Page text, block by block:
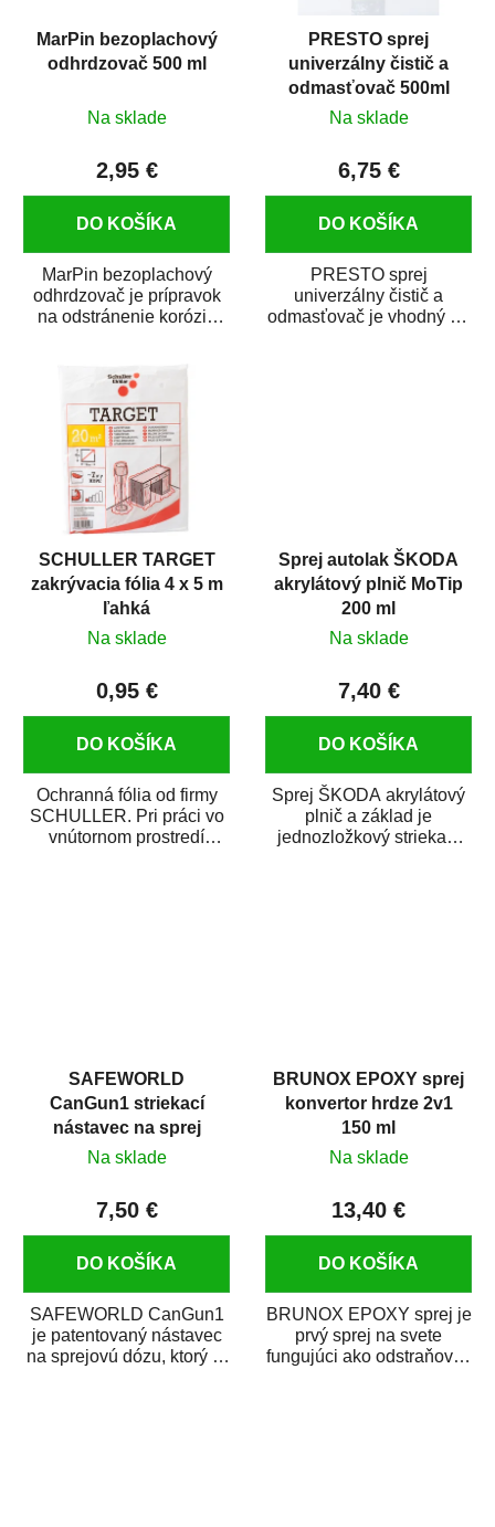
MarPin bezoplachový
odhrdzovač 500 ml
Na sklade
2,95 €
DO KOŠÍKA
MarPin bezoplachový
odhrdzovač je prípravok
na odstránenie korózie
PRESTO sprej
univerzálny čistič a
odmasťovač 500ml
Na sklade
6,75 €
DO KOŠÍKA
PRESTO sprej
univerzálny čistič a
odmasťovač je vhodný na
SCHULLER TARGET
zakrývacia fólia 4 x 5 m
ľahká
Na sklade
0,95 €
DO KOŠÍKA
Ochranná fólia od firmy
SCHULLER. Pri práci vo
vnútornom prostredí
Sprej autolak ŠKODA
akrylátový plnič MoTip
200 ml
Na sklade
7,40 €
DO KOŠÍKA
Sprej ŠKODA akrylátový
plnič a základ je
jednozložkový striekací
SAFEWORLD
CanGun1 striekací
nástavec na sprej
Na sklade
7,50 €
DO KOŠÍKA
SAFEWORLD CanGun1
je patentovaný nástavec
na sprejovú dózu, ktorý ju
BRUNOX EPOXY sprej
konvertor hrdze 2v1
150 ml
Na sklade
13,40 €
DO KOŠÍKA
BRUNOX EPOXY sprej je
prvý sprej na svete
fungujúci ako odstraňovač